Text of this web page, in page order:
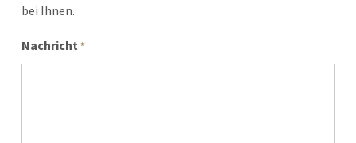
bei Ihnen.
Nachricht*